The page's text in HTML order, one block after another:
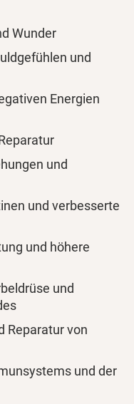
Wunder
und
Energien
und
und verbesserte
und höhere
und
Reparatur von
und der